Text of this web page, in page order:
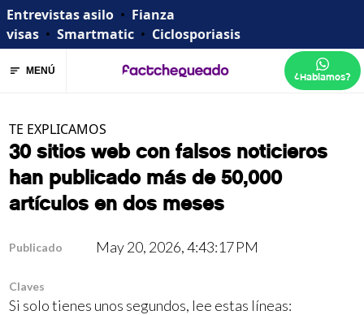
Entrevistas asilo • Fianza
visas • Smartmatic • Ciclosporiasis
MENÚ ¿Hablamos?
TE EXPLICAMOS
30 sitios web con falsos noticieros
han publicado más de 50,000
artículos en dos meses
Publicado May 20, 2026, 4:43:17 PM
Claves
Si solo tienes unos segundos, lee estas líneas: